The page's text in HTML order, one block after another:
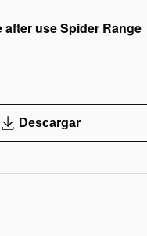
after use Spider Range
Descargar